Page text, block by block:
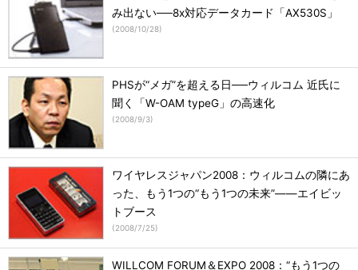
み出ない──8x対応データカード「AX530S」
(2008/10/28)
PHSが“メガ”を超える日──ウィルコム 近氏に
聞く「W-OAM typeG」の高速化
(2008/9/3)
ワイヤレスジャパン2008：ウィルコムの隣にあ
った、もう1つの“もう1つの未来”――エイビッ
トブース
(2008/7/25)
WILLCOM FORUM＆EXPO 2008：“もう1つの